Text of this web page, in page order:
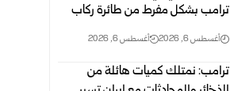
ترامب بشكل مفرط من طائرة ركاب
أغسطس 6, 2026 أغسطس 6, 2026
ترامب: نمتلك كميات هائلة من